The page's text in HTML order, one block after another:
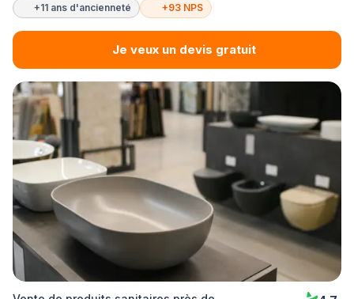
+11 ans d'ancienneté +93 NPS
Je veux un devis gratuit